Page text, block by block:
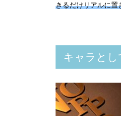
きるだけリアルに置
キャラとし